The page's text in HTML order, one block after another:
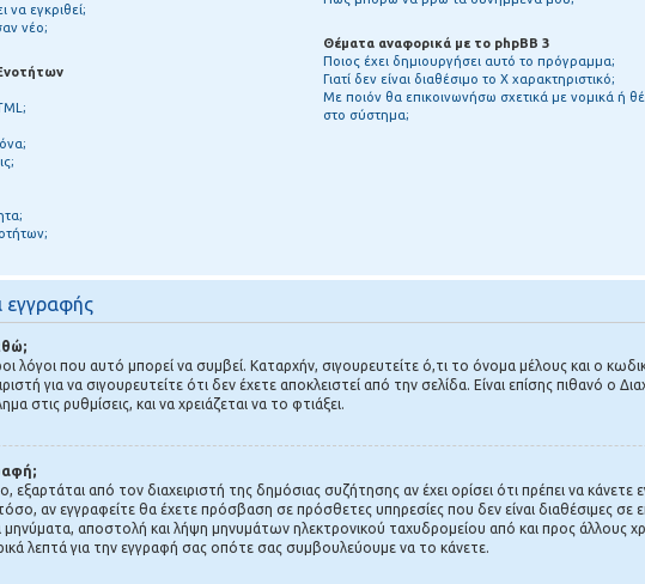
να εγκριθεί;
νέο;
Θέματα αναφορικά με το phpBB 3
Ποιος έχει δημιουργήσει αυτό το πρόγραμμα;
Γιατί δεν είναι διαθέσιμο το Χ χαρακτηριστικό;
Με ποιόν θα επικοινωνήσω σχετικά με νομικά ή
στο σύστημα;
εγγραφής
λόγοι που αυτό μπορεί να συμβεί. Καταρχήν, σιγουρευτείτε ό,τι το όνομα μέλους και ο
για να σιγουρευτείτε ότι δεν έχετε αποκλειστεί από την σελίδα. Είναι επίσης πιθανό ο
στις ρυθμίσεις, και να χρειάζεται να το φτιάξει.
εξαρτάται από τον διαχειριστή της δημόσιας συζήτησης αν έχει ορίσει ότι πρέπει να
αν εγγραφείτε θα έχετε πρόσβαση σε πρόσθετες υπηρεσίες που δεν είναι διαθέσιμες σε
αποστολή και λήψη μηνυμάτων ηλεκτρονικού ταχυδρομείου από και προς άλλους
λεπτά για την εγγραφή σας οπότε σας συμβουλεύουμε να το κάνετε.